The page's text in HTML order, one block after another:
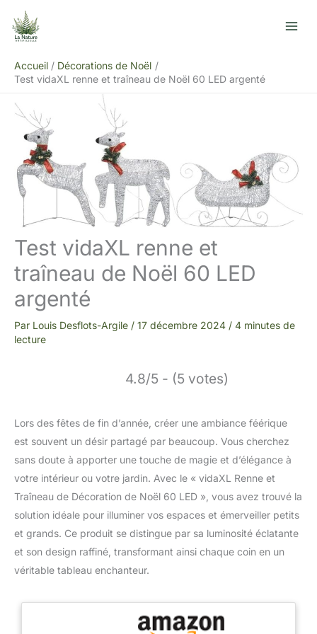
contenu
Accueil
Décorations de Noël
Test vidaXL renne et traîneau de Noël 60 LED argenté
Test vidaXL renne et
traîneau de Noël 60 LED
argenté
Par Louis Desflots-Argile / 17 décembre 2024 / 4 minutes de
lecture
4.8/5 - (5 votes)
Lors des fêtes de fin d’année, créer une ambiance féérique
est souvent un désir partagé par beaucoup. Vous cherchez
sans doute à apporter une touche de magie et d’élégance à
votre intérieur ou votre jardin. Avec le « vidaXL Renne et
Traîneau de Décoration de Noël 60 LED », vous avez trouvé la
solution idéale pour illuminer vos espaces et émerveiller petits
et grands. Ce produit se distingue par sa luminosité éclatante
et son design raffiné, transformant ainsi chaque coin en un
véritable tableau enchanteur.
e
h
r
e